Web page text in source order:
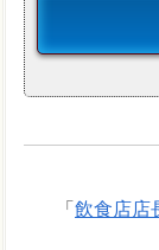
「 飲食店店